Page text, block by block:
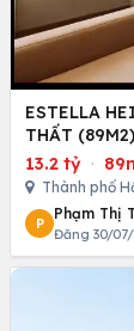
ESTELLA
THẤT (89M2)
13.2 tỷ ·
Thành phố
P
Phạm Thị
Đăng 30/